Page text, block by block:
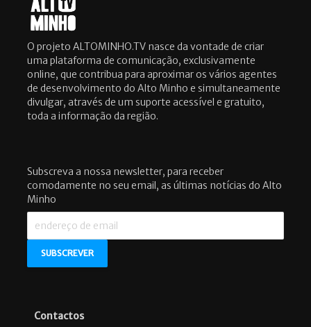
O projeto ALTOMINHO.TV nasce da vontade de criar
uma plataforma de comunicação, exclusivamente
online, que contribua para aproximar os vários agentes
de desenvolvimento do Alto Minho e simultaneamente
divulgar, através de um suporte acessível e gratuito,
toda a informação da região.
Subscreva a nossa newsletter, para receber
comodamente no seu email, as últimas notícias do Alto
Minho
Contactos